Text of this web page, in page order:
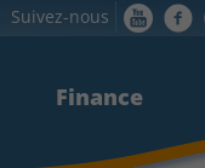
Finance
Suivez-nous
Finance